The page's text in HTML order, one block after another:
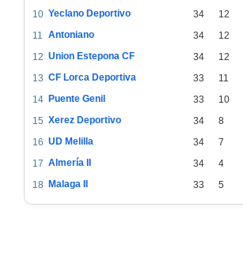
10 Yeclano Deportivo 34 12
11 Antoniano 34 12
12 Union Estepona CF 34 12
13 CF Lorca Deportiva 33 11
14 Puente Genil 33 10
15 Xerez Deportivo 34 8
16 UD Melilla 34 7
17 Almería II 34 4
18
Malaga II 33 5